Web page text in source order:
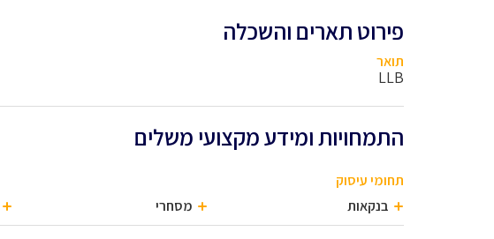
פירוט תארים והשכלה
תואר
LLB
התמחויות ומידע מקצועי משלים
תחומי עיסוק
בנקאות
מסחרי